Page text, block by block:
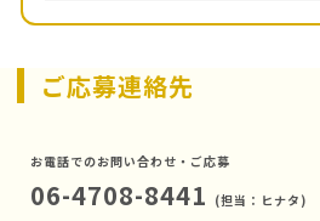
ご応募連絡先
お電話でのお問い合わせ・ご応募
06-4708-8441 (担当：ヒナタ)